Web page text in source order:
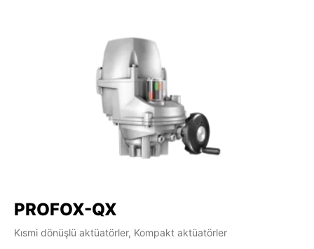
PROFOX-QX
Kısmi dönüşlü aktüatörler, Kompakt aktüatörler